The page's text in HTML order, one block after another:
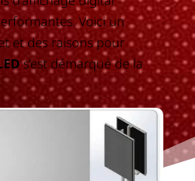
Voici un
et des raisons pour
s’est démarqué de la